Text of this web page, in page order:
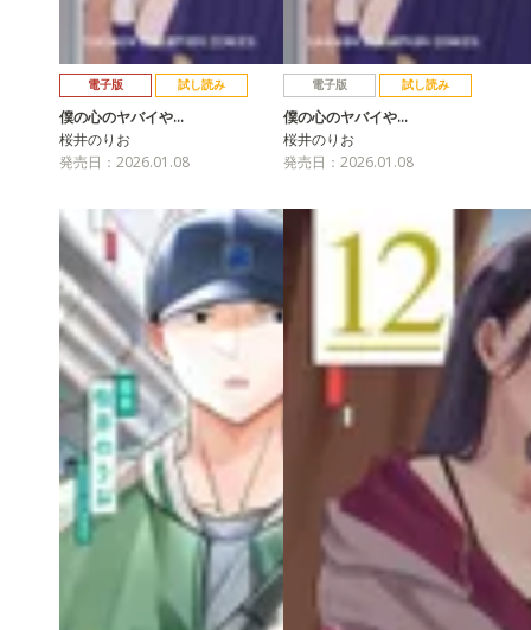
電子版 試し読み
僕の心のヤバイや…
桜井のりお
発売日：2026.01.08
電子版 試し読み
僕の心のヤバイや…
桜井のりお
発売日：2026.01.08